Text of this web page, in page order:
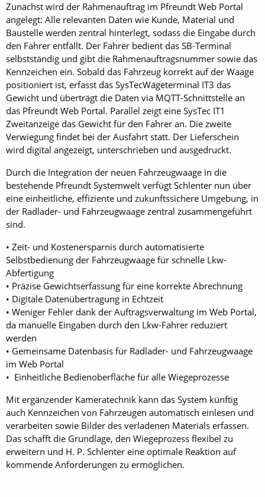
Zunächst wird der Rahmenauftrag im Pfreundt Web Portal
angelegt: Alle relevanten Daten wie Kunde, Material und
Baustelle werden zentral hinterlegt, sodass die Eingabe durch
den Fahrer entfällt. Der Fahrer bedient das SB-Terminal
selbstständig und gibt die Rahmenauftragsnummer sowie das
Kennzeichen ein. Sobald das Fahrzeug korrekt auf der Waage
positioniert ist, erfasst das SysTecWägeterminal IT3 das
Gewicht und überträgt die Daten via MQTT-Schnittstelle an
das Pfreundt Web Portal. Parallel zeigt eine SysTec IT1
Zweitanzeige das Gewicht für den Fahrer an. Die zweite
Verwiegung findet bei der Ausfahrt statt. Der Lieferschein
wird digital angezeigt, unterschrieben und ausgedruckt.
Durch die Integration der neuen Fahrzeugwaage in die
bestehende Pfreundt Systemwelt verfügt Schlenter nun über
eine einheitliche, effiziente und zukunftssichere Umgebung, in
der Radlader- und Fahrzeugwaage zentral zusammengeführt
sind.
• Zeit- und Kostenersparnis durch automatisierte
Selbstbedienung der Fahrzeugwaage für schnelle Lkw-
Abfertigung
• Präzise Gewichtserfassung für eine korrekte Abrechnung
• Digitale Datenübertragung in Echtzeit
• Weniger Fehler dank der Auftragsverwaltung im Web Portal,
da manuelle Eingaben durch den Lkw-Fahrer reduziert
werden
• Gemeinsame Datenbasis für Radlader- und Fahrzeugwaage
im Web Portal
• Einheitliche Bedienoberfläche für alle Wiegeprozesse
Mit ergänzender Kameratechnik kann das System künftig
auch Kennzeichen von Fahrzeugen automatisch einlesen und
verarbeiten sowie Bilder des verladenen Materials erfassen.
Das schafft die Grundlage, den Wiegeprozess flexibel zu
erweitern und H. P. Schlenter eine optimale Reaktion auf
kommende Anforderungen zu ermöglichen.